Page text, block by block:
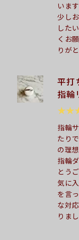
いま
少し
した
くお
りが
平打
指輪
指輪
たり
の理
指輪
とう
気に
を言
な対
りま